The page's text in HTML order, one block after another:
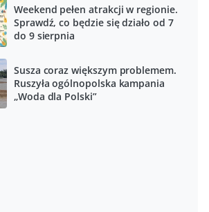
Weekend pełen atrakcji w regionie.
Sprawdź, co będzie się działo od 7
do 9 sierpnia
Susza coraz większym problemem.
Ruszyła ogólnopolska kampania
„Woda dla Polski”